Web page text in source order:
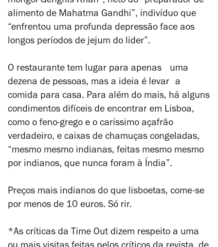
alimento de Mahatma Gandhi”, indivíduo que
“enfrentou uma profunda depressão face aos
longos períodos de jejum do líder”.
O restaurante tem lugar para apenas uma
dezena de pessoas, mas a ideia é levar a
comida para casa. Para além do mais, há alguns
condimentos difíceis de encontrar em Lisboa,
como o feno-grego e o caríssimo açafrão
verdadeiro, e caixas de chamuças congeladas,
“mesmo mesmo indianas, feitas mesmo mesmo
por indianos, que nunca foram à Índia”.
Preços mais indianos do que lisboetas, come-se
por menos de 10 euros. Só rir.
*As críticas da Time Out dizem respeito a uma